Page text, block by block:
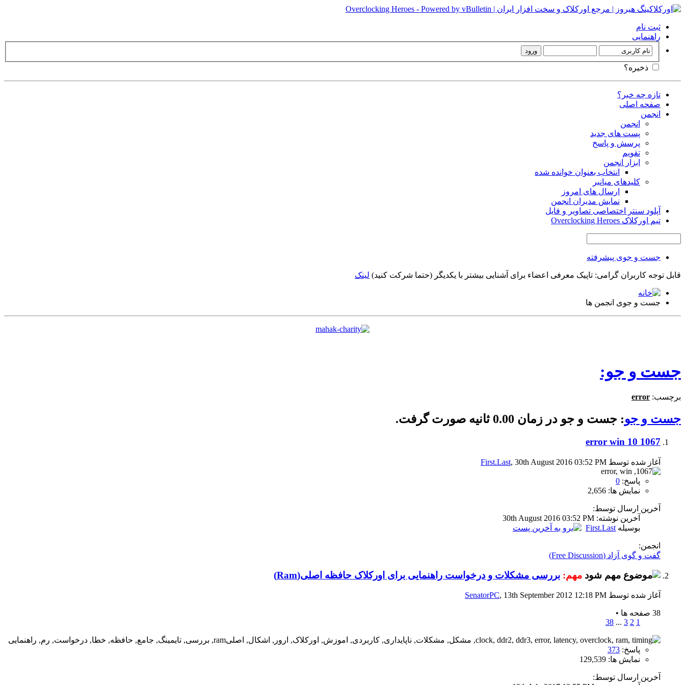
ثبت نام
راهنمایی
ذخیره؟
تازه چه خبر؟
صفحه اصلی
انجمن
انجمن
پست های جدید
پرسش و پاسخ
تقویم
ابزار انجمن
انتخاب بعنوان خوانده شده
کلیدهای میانبر
ارسال های امروز
نمایش مدیران انجمن
آپلود سنتر اختصاصی تصاویر و فایل
تیم اورکلاک Overclocking Heroes
جست و جوی پیشرفته
قابل توجه کاربران گرامی: تاپیک معرفی اعضاء برای آشنایی بیشتر با یکدیگر (حتما شرکت کنید) لینک
جست و جوی انجمن ها
جست و جو:
برچسب: error
جست و جو: جست و جو در زمان 0.00 ثانیه صورت گرفت.
error win 10 1067
آغاز شده توسط First.Last, 30th August 2016 03:52 PM
پاسخ: 0
نمایش ها: 2,656
آخرین ارسال توسط:
آخرين نوشته: 30th August 2016 03:52 PM
بوسیله First.Last
انجمن:
گفت و گوی آزاد (Free Discussion)
مهم: بررسی مشکلات و درخواست راهنمایی برای اورکلاک حافظه اصلی(Ram)
آغاز شده توسط SenatorPC, 13th September 2012 12:18 PM
38 صفحه ها
•
1
2
3
...
38
پاسخ: 373
نمایش ها: 129,539
آخرین ارسال توسط: